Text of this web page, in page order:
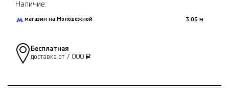
Наличие:
магазин на Молодежной 3.05 м
Бесплатная
доставка от 7 000 Р